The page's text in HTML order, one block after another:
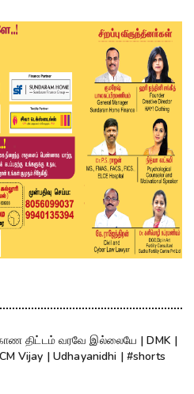
திட்டம் வரவே இல்லையே | DMK |
Vijay | Udhayanidhi | #shorts